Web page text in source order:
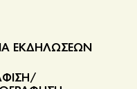
ΕΚΔΗΛΩΣΕΩΝ